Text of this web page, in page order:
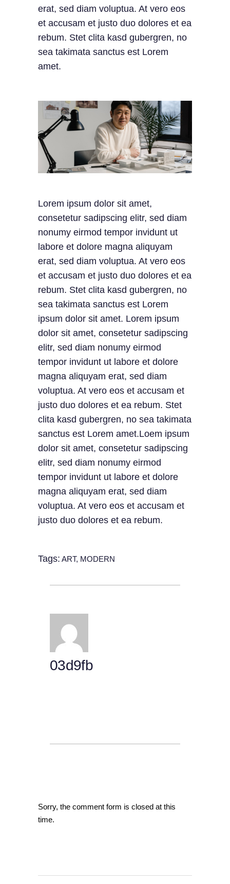
erat, sed diam voluptua. At vero eos
et accusam et justo duo dolores et ea
rebum. Stet clita kasd gubergren, no
sea takimata sanctus est Lorem
amet.
Lorem ipsum dolor sit amet,
consetetur sadipscing elitr, sed diam
nonumy eirmod tempor invidunt ut
labore et dolore magna aliquyam
erat, sed diam voluptua. At vero eos
et accusam et justo duo dolores et ea
rebum. Stet clita kasd gubergren, no
sea takimata sanctus est Lorem
ipsum dolor sit amet. Lorem ipsum
dolor sit amet, consetetur sadipscing
elitr, sed diam nonumy eirmod
tempor invidunt ut labore et dolore
magna aliquyam erat, sed diam
voluptua. At vero eos et accusam et
justo duo dolores et ea rebum. Stet
clita kasd gubergren, no sea takimata
sanctus est Lorem amet.Loem ipsum
dolor sit amet, consetetur sadipscing
elitr, sed diam nonumy eirmod
tempor invidunt ut labore et dolore
magna aliquyam erat, sed diam
voluptua. At vero eos et accusam et
justo duo dolores et ea rebum.
Tags: ART, MODERN
03d9fb
Sorry, the comment form is closed at this
time.